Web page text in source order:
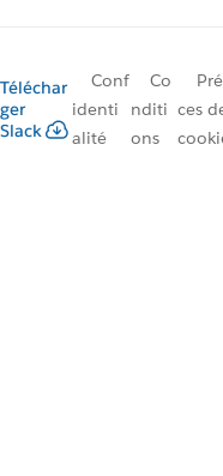
Téléchar
ger
Slack
Conf
identi
alité
Co
nditi
ons
ces